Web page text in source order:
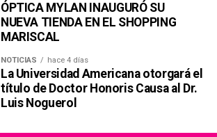
ÓPTICA MYLAN INAUGURÓ SU
NUEVA TIENDA EN EL SHOPPING
MARISCAL
NOTICIAS hace 4 días
La Universidad Americana otorgará el
título de Doctor Honoris Causa al Dr.
Luis Noguerol